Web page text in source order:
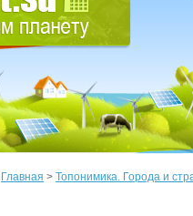
Главная > Топонимика. Города и